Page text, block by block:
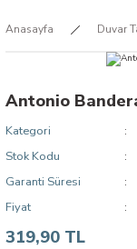
Anasayfa Duvar
Antonio
Kategori
Stok Kodu
Garanti Süresi
Fiyat
319,90 TL